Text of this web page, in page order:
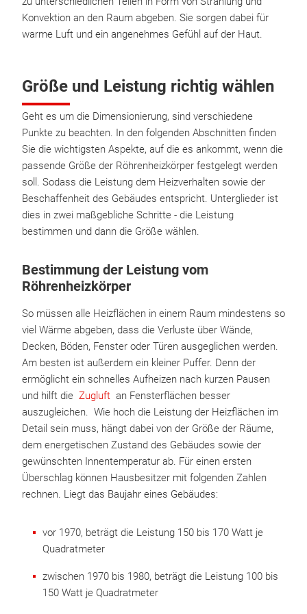
Konvektion an den Raum abgeben. Sie sorgen dabei für
warme Luft und ein angenehmes Gefühl auf der Haut.
Größe und Leistung richtig wählen
Geht es um die Dimensionierung, sind verschiedene
Punkte zu beachten. In den folgenden Abschnitten finden
Sie die wichtigsten Aspekte, auf die es ankommt, wenn die
passende Größe der Röhrenheizkörper festgelegt werden
soll. Sodass die Leistung dem Heizverhalten sowie der
Beschaffenheit des Gebäudes entspricht. Unterglieder ist
dies in zwei maßgebliche Schritte - die Leistung
bestimmen und dann die Größe wählen.
Bestimmung der Leistung vom
Röhrenheizkörper
So müssen alle Heizflächen in einem Raum mindestens so
viel Wärme abgeben, dass die Verluste über Wände,
Decken, Böden, Fenster oder Türen ausgeglichen werden.
Am besten ist außerdem ein kleiner Puffer. Denn der
ermöglicht ein schnelles Aufheizen nach kurzen Pausen
und hilft die Zugluft an Fensterflächen besser
auszugleichen. Wie hoch die Leistung der Heizflächen im
Detail sein muss, hängt dabei von der Größe der Räume,
dem energetischen Zustand des Gebäudes sowie der
gewünschten Innentemperatur ab. Für einen ersten
Überschlag können Hausbesitzer mit folgenden Zahlen
rechnen. Liegt das Baujahr eines Gebäudes:
vor 1970, beträgt die Leistung 150 bis 170 Watt je
Quadratmeter
zwischen 1970 bis 1980, beträgt die Leistung 100 bis
150 Watt je Quadratmeter